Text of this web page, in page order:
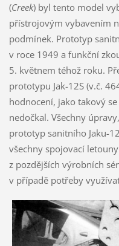
(Creek) byl tento model
přístrojovým vybavením
podmínek. Prototyp
v roce 1949 a funkční
5. květnem téhož roku.
prototypu Jak-12S (v.č.
hodnocení, jako takový
nedočkal. Všechny
prototyp sanitního Jaku-
všechny spojovací
z pozdějších výrobních
v případě potřeby